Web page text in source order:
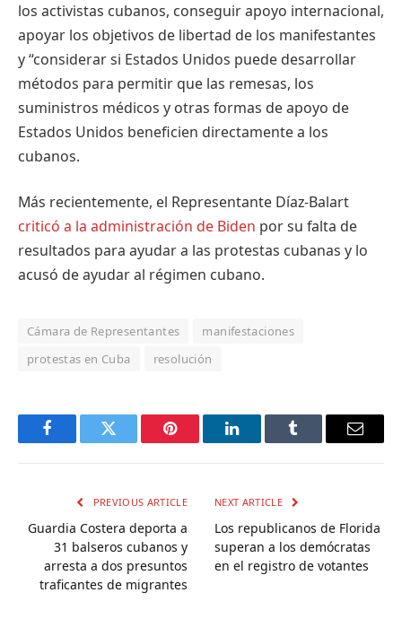
los activistas cubanos, conseguir apoyo internacional,
apoyar los objetivos de libertad de los manifestantes
y “considerar si Estados Unidos puede desarrollar
métodos para permitir que las remesas, los
suministros médicos y otras formas de apoyo de
Estados Unidos beneficien directamente a los
cubanos.
Más recientemente, el Representante Díaz-Balart
criticó a la administración de Biden por su falta de
resultados para ayudar a las protestas cubanas y lo
acusó de ayudar al régimen cubano.
Cámara de Representantes
manifestaciones
protestas en Cuba
resolución
FacebookTwitter Pinterest LinkedInTumblr Email
PREVIOUS ARTICLE
Guardia Costera deporta a
31 balseros cubanos y
arresta a dos presuntos
traficantes de migrantes
NEXT ARTICLE
Los republicanos de Florida
superan a los demócratas
en el registro de votantes